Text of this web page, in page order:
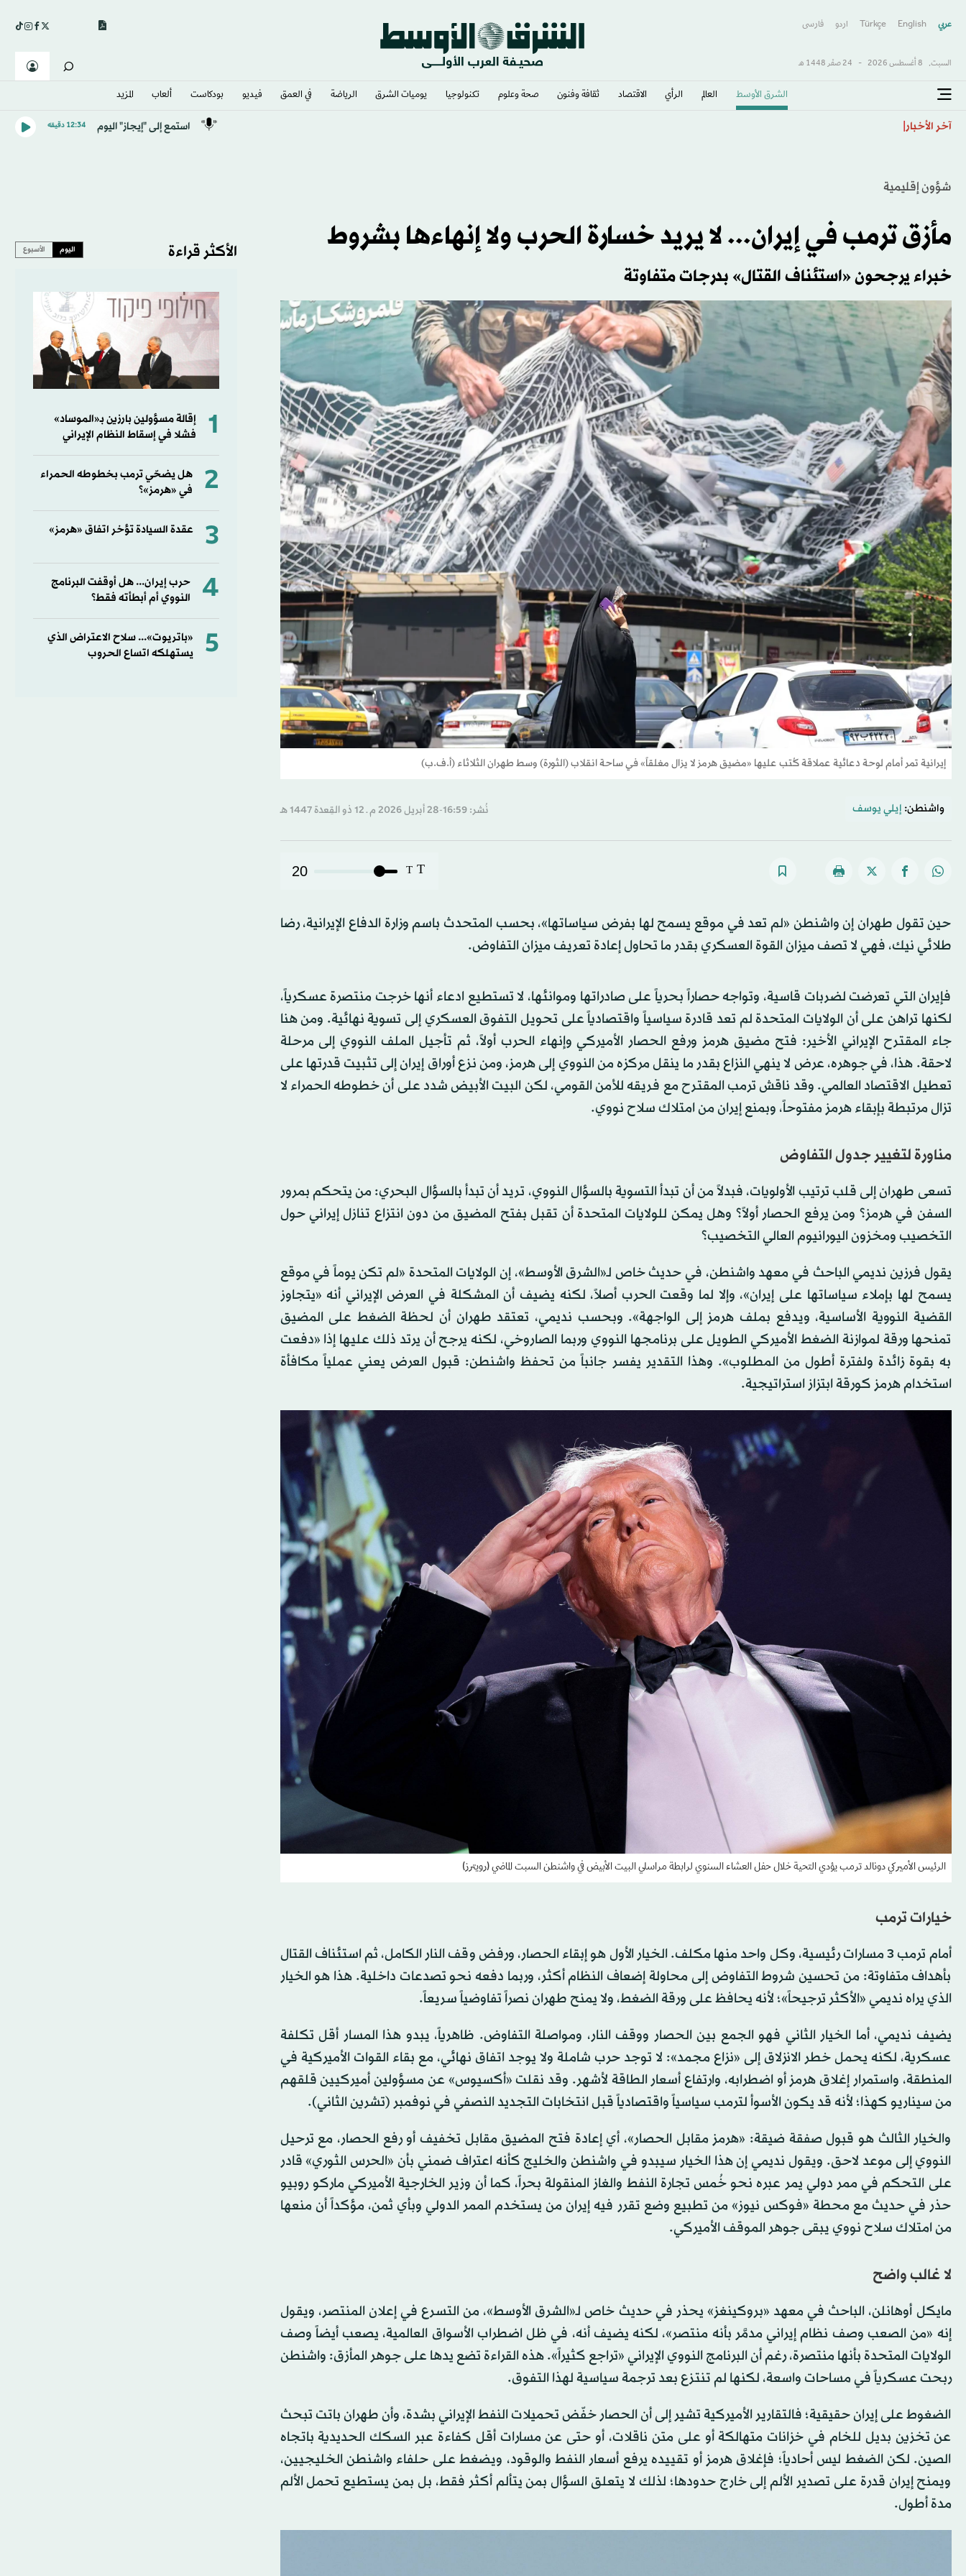
عربي English
Türkçe اردو فارسى
السبت, 8 أغسطس 2026 - 24 صفَر 1448 هـ
الشرق الأوسط​ العالم الرأي الاقتصاد ثقافة وفنون صحة وعلوم تكنولوجيا يوميات الشرق​ الرياضة في العمق فيديو بودكاست ألعاب المزيد
آخر الأخبار استمع إلى "إيجاز" اليوم 12:34 دقيقه
شؤون إقليمية
مأزق ترمب في إيران... لا يريد خسارة الحرب ولا إنهاءها بشروط
خبراء يرجحون «استئناف القتال» بدرجات متفاوتة
إيرانية تمر أمام لوحة دعائية عملاقة كُتب عليها «مضيق هرمز لا يزال مغلقاً» في ساحة انقلاب (الثورة) وسط طهران الثلاثاء (أ.ف.ب)
واشنطن: إيلي يوسف نُشر: 16:59-28 أبريل 2026 م ـ 12 ذو القِعدة 1447 هـ
T
T
20
حين تقول طهران إن واشنطن «لم تعد في موقع يسمح لها بفرض سياساتها»، بحسب المتحدث باسم وزارة الدفاع الإيرانية، رضا
طلائي نيك، فهي لا تصف ميزان القوة العسكري بقدر ما تحاول إعادة تعريف ميزان التفاوض.
فإيران التي تعرضت لضربات قاسية، وتواجه حصاراً بحرياً على صادراتها وموانئها، لا تستطيع ادعاء أنها خرجت منتصرة عسكرياً،
لكنها تراهن على أن الولايات المتحدة لم تعد قادرة سياسياً واقتصادياً على تحويل التفوق العسكري إلى تسوية نهائية. ومن هنا
جاء المقترح الإيراني الأخير: فتح مضيق هرمز ورفع الحصار الأميركي وإنهاء الحرب أولاً، ثم تأجيل الملف النووي إلى مرحلة
لاحقة. هذا، في جوهره، عرض لا ينهي النزاع بقدر ما ينقل مركزه من النووي إلى هرمز، ومن نزع أوراق إيران إلى تثبيت قدرتها على
تعطيل الاقتصاد العالمي. وقد ناقش ترمب المقترح مع فريقه للأمن القومي، لكن البيت الأبيض شدد على أن خطوطه الحمراء لا
تزال مرتبطة بإبقاء هرمز مفتوحاً، وبمنع إيران من امتلاك سلاح نووي.
مناورة لتغيير جدول التفاوض
تسعى طهران إلى قلب ترتيب الأولويات، فبدلاً من أن تبدأ التسوية بالسؤال النووي، تريد أن تبدأ بالسؤال البحري: من يتحكم بمرور
السفن في هرمز؟ ومن يرفع الحصار أولاً؟ وهل يمكن للولايات المتحدة أن تقبل بفتح المضيق من دون انتزاع تنازل إيراني حول
التخصيب ومخزون اليورانيوم العالي التخصيب؟
يقول فرزين نديمي الباحث في معهد واشنطن، في حديث خاص لـ«الشرق الأوسط»، إن الولايات المتحدة «لم تكن يوماً في موقع
يسمح لها بإملاء سياساتها على إيران»، وإلا لما وقعت الحرب أصلاً، لكنه يضيف أن المشكلة في العرض الإيراني أنه «يتجاوز
القضية النووية الأساسية، ويدفع بملف هرمز إلى الواجهة». وبحسب نديمي، تعتقد طهران أن لحظة الضغط على المضيق
تمنحها ورقة لموازنة الضغط الأميركي الطويل على برنامجها النووي وربما الصاروخي، لكنه يرجح أن يرتد ذلك عليها إذا «دفعت
به بقوة زائدة ولفترة أطول من المطلوب». وهذا التقدير يفسر جانباً من تحفظ واشنطن: قبول العرض يعني عملياً مكافأة
استخدام هرمز كورقة ابتزاز استراتيجية.
الرئيس الأميركي دونالد ترمب يؤدي التحية خلال حفل العشاء السنوي لرابطة مراسلي البيت الأبيض في واشنطن السبت الماضي (رويترز)
خيارات ترمب
أمام ترمب 3 مسارات رئيسية، وكل واحد منها مكلف. الخيار الأول هو إبقاء الحصار، ورفض وقف النار الكامل، ثم استئناف القتال
بأهداف متفاوتة: من تحسين شروط التفاوض إلى محاولة إضعاف النظام أكثر، وربما دفعه نحو تصدعات داخلية. هذا هو الخيار
الذي يراه نديمي «الأكثر ترجيحاً»؛ لأنه يحافظ على ورقة الضغط، ولا يمنح طهران نصراً تفاوضياً سريعاً.
يضيف نديمي، أما الخيار الثاني فهو الجمع بين الحصار ووقف النار، ومواصلة التفاوض. ظاهرياً، يبدو هذا المسار أقل تكلفة
عسكرية، لكنه يحمل خطر الانزلاق إلى «نزاع مجمد»: لا توجد حرب شاملة ولا يوجد اتفاق نهائي، مع بقاء القوات الأميركية في
المنطقة، واستمرار إغلاق هرمز أو اضطرابه، وارتفاع أسعار الطاقة لأشهر. وقد نقلت «أكسيوس» عن مسؤولين أميركيين قلقهم
من سيناريو كهذا؛ لأنه قد يكون الأسوأ لترمب سياسياً واقتصادياً قبل انتخابات التجديد النصفي في نوفمبر (تشرين الثاني).
والخيار الثالث هو قبول صفقة ضيقة: «هرمز مقابل الحصار»، أي إعادة فتح المضيق مقابل تخفيف أو رفع الحصار، مع ترحيل
النووي إلى موعد لاحق. ويقول نديمي إن هذا الخيار سيبدو في واشنطن والخليج كأنه اعتراف ضمني بأن «الحرس الثوري» قادر
على التحكم في ممر دولي يمر عبره نحو خُمس تجارة النفط والغاز المنقولة بحراً، كما أن وزير الخارجية الأميركي ماركو روبيو
حذر في حديث مع محطة «فوكس نيوز» من تطبيع وضع تقرر فيه إيران من يستخدم الممر الدولي وبأي ثمن، مؤكداً أن منعها
من امتلاك سلاح نووي يبقى جوهر الموقف الأميركي.
لا غالب واضح
مايكل أوهانلن، الباحث في معهد «بروكينغز» يحذر في حديث خاص لـ«الشرق الأوسط»، من التسرع في إعلان المنتصر، ويقول
إنه «من الصعب وصف نظام إيراني مدمَّر بأنه منتصر»، لكنه يضيف أنه، في ظل اضطراب الأسواق العالمية، يصعب أيضاً وصف
الولايات المتحدة بأنها منتصرة، رغم أن البرنامج النووي الإيراني «تراجع كثيراً». هذه القراءة تضع يدها على جوهر المأزق: واشنطن
ربحت عسكرياً في مساحات واسعة، لكنها لم تنتزع بعد ترجمة سياسية لهذا التفوق.
الضغوط على إيران حقيقية؛ فالتقارير الأميركية تشير إلى أن الحصار خفّض تحميلات النفط الإيراني بشدة، وأن طهران باتت تبحث
عن تخزين بديل للخام في خزانات متهالكة أو على متن ناقلات، أو حتى عن مسارات أقل كفاءة عبر السكك الحديدية باتجاه
الصين. لكن الضغط ليس أحادياً؛ فإغلاق هرمز أو تقييده يرفع أسعار النفط والوقود، ويضغط على حلفاء واشنطن الخليجيين،
ويمنح إيران قدرة على تصدير الألم إلى خارج حدودها؛ لذلك لا يتعلق السؤال بمن يتألم أكثر فقط، بل بمن يستطيع تحمل الألم
مدة أطول.
الأكثر قراءة اليوم الأسبوع
1
إقالة مسؤولين بارزين بـ«الموساد»
فشلا في إسقاط النظام الإيراني
2
هل يضحّي ترمب بخطوطه الحمراء
في «هرمز»؟
3 عقدة السيادة تؤخر اتفاق «هرمز»
4
حرب إيران... هل أوقفت البرنامج
النووي أم أبطأته فقط؟
5
«باتريوت»... سلاح الاعتراض الذي
يستهلكه اتساع الحروب